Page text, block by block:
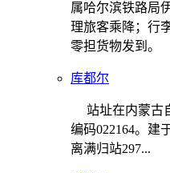
属哈尔滨铁路局
理旅客乘降；行
零担货物发到。
库都尔
站址在内蒙古
编码022164。建
离满归站297...